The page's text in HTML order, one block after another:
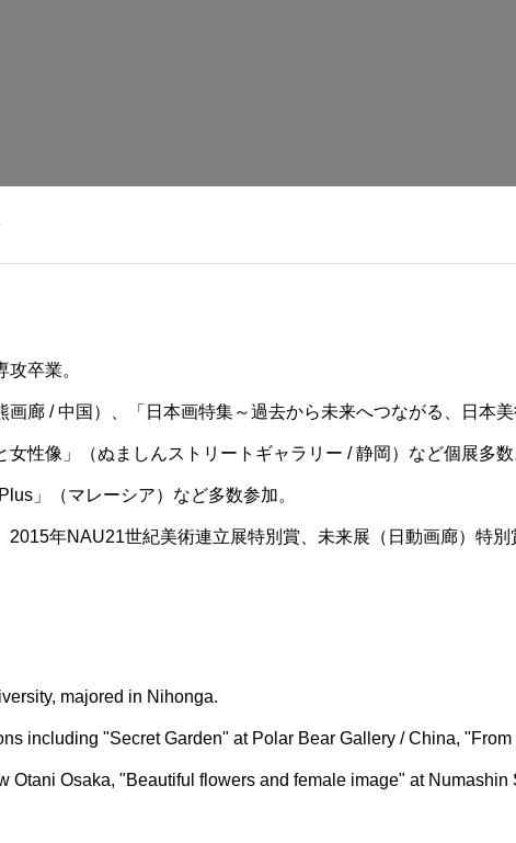
卒業。
画廊 / 中国）、「日本画特集～過去から未来へつながる、日本
女性像」（ぬましんストリートギャラリー / 静岡）など個展多
」（マレーシア）など多数参加。
2015年NAU21世紀美術連立展特別賞、未来展（日動画廊）特
majored in Nihonga.
including "Secret Garden" at Polar Bear Gallery / China,
Otani Osaka, "Beautiful flowers and female image" at